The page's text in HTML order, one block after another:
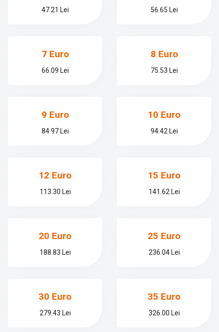
47.21 Lei 56.65 Lei
7 Euro
66.09 Lei
8 Euro
75.53 Lei
9 Euro
84.97 Lei
10 Euro
94.42 Lei
12 Euro
113.30 Lei
15 Euro
141.62 Lei
20 Euro
188.83 Lei
25 Euro
236.04 Lei
30 Euro
279.43 Lei
35 Euro
326.00 Lei